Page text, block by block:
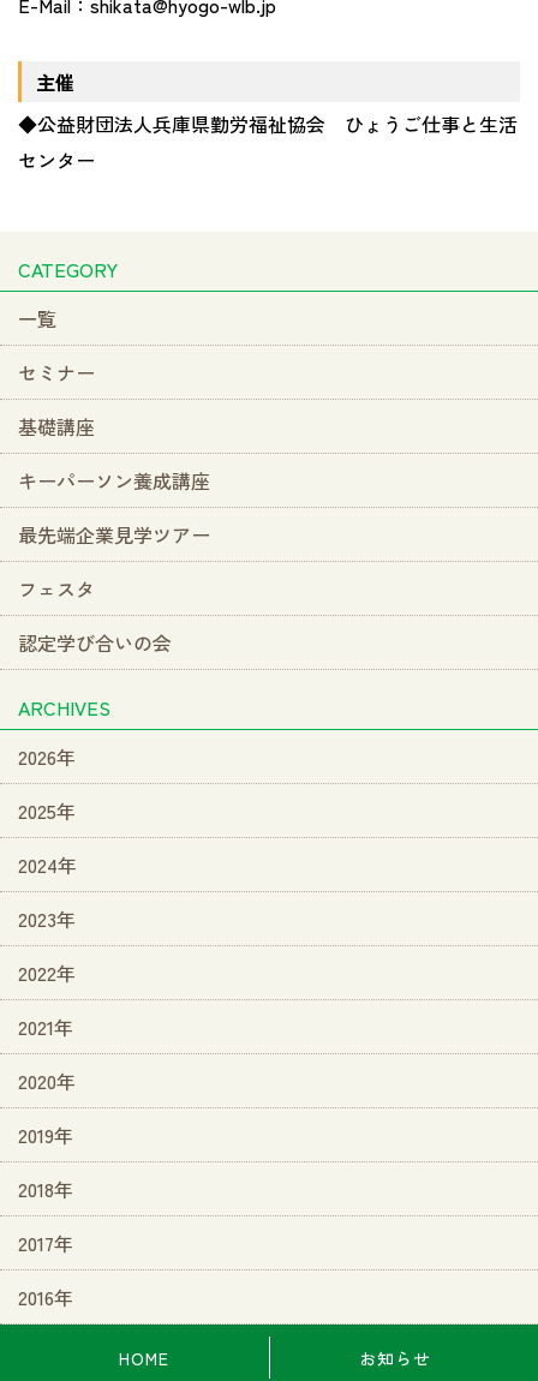
主催
◆公益財団法人兵庫県勤労福祉協会 ひょうご仕事と生活
センター
CATEGORY
一覧
セミナー
基礎講座
キーパーソン養成講座
最先端企業見学ツアー
フェスタ
認定学び合いの会
ARCHIVES
2026年
2025年
2024年
2023年
2022年
2021年
2020年
2019年
2018年
2017年
2016年
HOME お知らせ